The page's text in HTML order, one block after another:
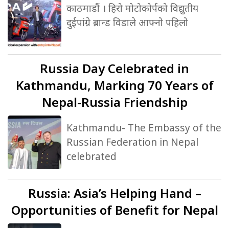
काठमाडौं । हिरो मोटोकोर्पको विद्युतीय
दुईपांग्रे ब्रान्ड विडाले आफ्नो पहिलो
Russia Day Celebrated in
Kathmandu, Marking 70 Years of
Nepal-Russia Friendship
Kathmandu- The Embassy of the
Russian Federation in Nepal
celebrated
Russia: Asia’s Helping Hand –
Opportunities of Benefit for Nepal